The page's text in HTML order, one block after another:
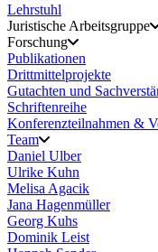
Lehrstuhl
Juristische Arbeitsgruppe
Forschung
Publikationen
Drittmittelprojekte
Gutachten und
Schriftenreihe
Konferenzteilnahmen &
Team
Daniel Ulber
Ulrike Kuhn
Melisa Agacik
Jana Hagenmüller
Georg Kuhs
Dominik Leist